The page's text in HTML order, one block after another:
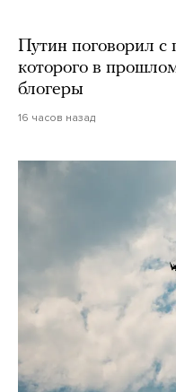
Путин поговорил
которого в
блогеры
16 часов назад